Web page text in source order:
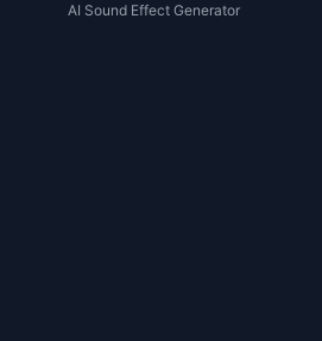
AI Sound Effect Generator